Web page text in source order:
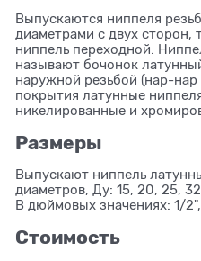
Выпускаются ниппеля
диаметрами с двух сторон,
ниппель переходной.
называют бочонок
наружной резьбой (нар-
покрытия латунные
никелированные и
Размеры
Выпускают ниппель
диаметров, Ду: 15, 20, 25,
В дюймовых значениях: 1/2",
Стоимость